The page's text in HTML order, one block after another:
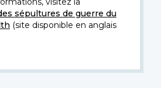
sépultures de guerre du
(site disponible en anglais